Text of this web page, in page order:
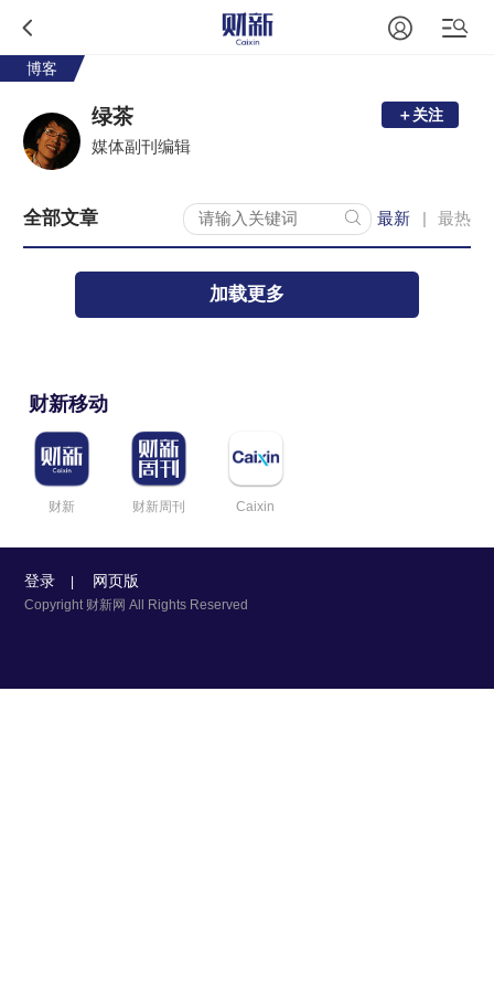
博客
绿茶
媒体副刊编辑
＋关注
全部文章 最新 最热
加载更多
财新移动
财新 财新周刊 Caixin
登录 | 网页版
Copyright 财新网 All Rights Reserved